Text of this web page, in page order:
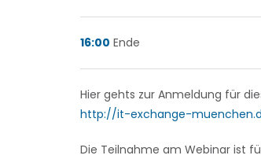
16:00 Ende
Hier gehts zur Anmeldung für
http://it-exchange-
Die Teilnahme am Webinar ist